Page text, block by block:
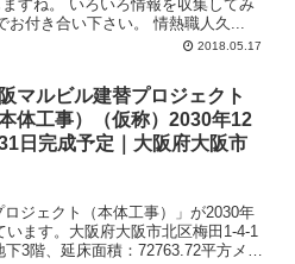
を収集してみ
ました。 よろしければ最後までお付き合い下さい。 情熱職人久...
2018.05.17
マルビル建替プロジェクト
本体工事）（仮称）2030年12
日完成予定｜大阪府大阪市
ロジェクト（本体工事）」が2030年
ます。大阪府大阪市北区梅田1-4-1
3階、延床面積：72763.72平方メー